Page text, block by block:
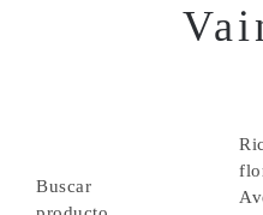
Buscar